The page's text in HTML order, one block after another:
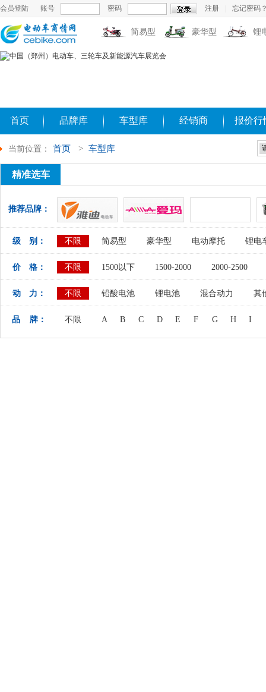
会员登陆 账号 密码 注册 忘记密码
简易型 豪华型 锂
首页 品牌库 车型库 经销商 报价行
当前位置： 首页 > 车型库
精准选车
推荐品牌：
级 别： 不限 简易型 豪华型 电动摩托 锂电
价 格： 不限 1500以下 1500-2000 2000-2500
动 力： 不限 铅酸电池 锂电池 混合动力 其
品 牌： 不限 A B C D E F G H I